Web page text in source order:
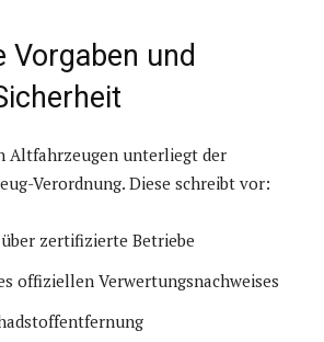
Vorgaben und
Altfahrzeugen unterliegt der
Verordnung. Diese schreibt vor:
zertifizierte Betriebe
offiziellen Verwertungsnachweises